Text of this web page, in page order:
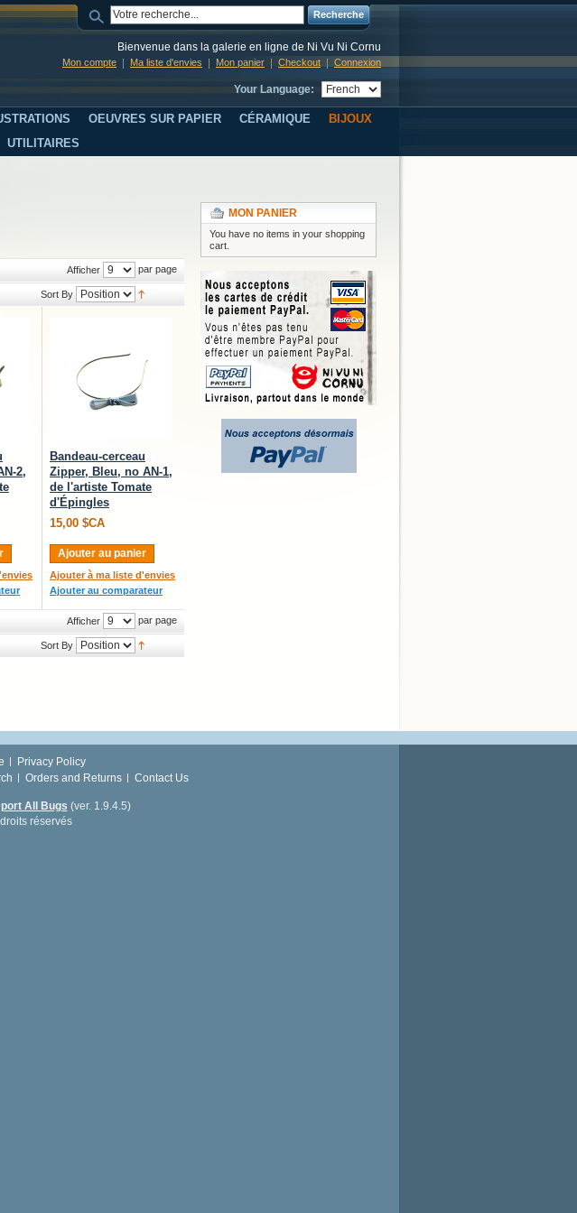
Recherche
Bienvenue dans la galerie en ligne de Ni Vu Ni Cornu
Mon compte Ma liste d'envies Mon panier Checkout Connexion
Your Language:
OEUVRES SUR PAPIER CÉRAMIQUE
BIJOUX
UTILITAIRES
Afficher par page
Sort By
2,
Bandeau-cerceau
Zipper, Bleu, no AN-1,
de l'artiste Tomate
d'Épingles
15,00 $CA
Ajouter au panier
Ajouter à ma liste d'envies
Ajouter au comparateur
Afficher par page
Sort By
MON PANIER
You have no items in your shopping
cart.
Privacy Policy
Orders and Returns Contact Us
All Bugs (ver. 1.9.4.5)
réservés